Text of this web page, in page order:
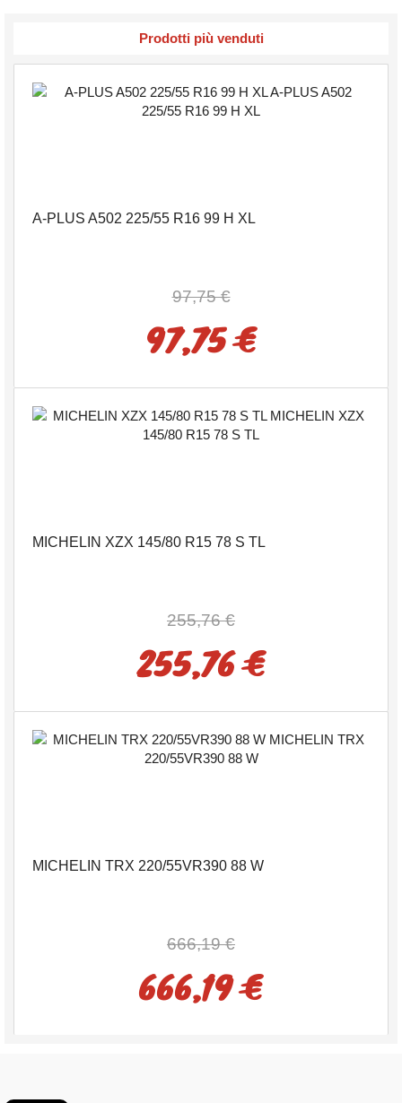
Prodotti più venduti
A-PLUS A502 225/55 R16 99 H XL
97,75 €
97,75 €
MICHELIN XZX 145/80 R15 78 S TL
255,76 €
255,76 €
MICHELIN TRX 220/55VR390 88 W
666,19 €
666,19 €